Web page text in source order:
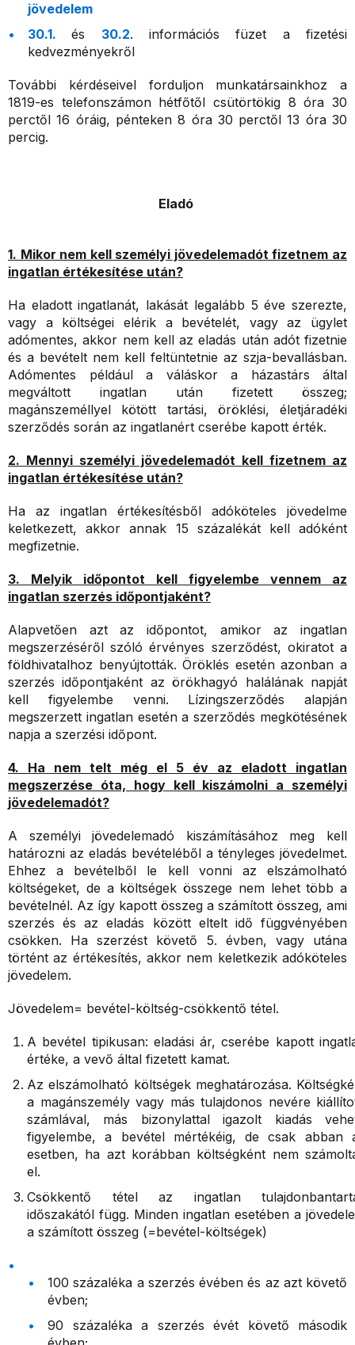
jövedelem
30.1.és 30.2. információs füzet a fizetési
kedvezményekről
További kérdéseivel forduljon munkatársainkhoz a
1819-es telefonszámon hétfőtől csütörtökig 8 óra 30
perctől 16 óráig, pénteken 8 óra 30 perctől 13 óra 30
percig.
Eladó
1. Mikor nem kell személyi jövedelemadót fizetnem az
ingatlan értékesítése után?
Ha eladott ingatlanát, lakását legalább 5 éve szerezte,
vagy a költségei elérik a bevételét, vagy az ügylet
adómentes, akkor nem kell az eladás után adót fizetnie
és a bevételt nem kell feltüntetnie az szja-bevallásban.
Adómentes például a váláskor a házastárs által
megváltott ingatlan után fizetett összeg;
magánszeméllyel kötött tartási, öröklési, életjáradéki
szerződés során az ingatlanért cserébe kapott érték.
2. Mennyi személyi jövedelemadót kell fizetnem az
ingatlan értékesítése után?
Ha az ingatlan értékesítésből adóköteles jövedelme
keletkezett, akkor annak 15 százalékát kell adóként
megfizetnie.
3. Melyik időpontot kell figyelembe vennem az
ingatlan szerzés időpontjaként?
Alapvetően azt az időpontot, amikor az ingatlan
megszerzéséről szóló érvényes szerződést, okiratot a
földhivatalhoz benyújtották. Öröklés esetén azonban a
szerzés időpontjaként az örökhagyó halálának napját
kell figyelembe venni. Lízingszerződés alapján
megszerzett ingatlan esetén a szerződés megkötésének
napja a szerzési időpont.
4. Ha nem telt még el 5 év az eladott ingatlan
megszerzése óta, hogy kell kiszámolni a személyi
jövedelemadót?
A személyi jövedelemadó kiszámításához meg kell
határozni az eladás bevételéből a tényleges jövedelmet.
Ehhez a bevételből le kell vonni az elszámolható
költségeket, de a költségek összege nem lehet több a
bevételnél. Az így kapott összeg a számított összeg, ami
szerzés és az eladás között eltelt idő függvényében
csökken. Ha szerzést követő 5. évben, vagy utána
történt az értékesítés, akkor nem keletkezik adóköteles
jövedelem.
Jövedelem= bevétel-költség-csökkentő tétel.
A bevétel tipikusan: eladási ár, cserébe kapott
értéke, a vevő által fizetett kamat.
Az elszámolható költségek meghatározása.
a magánszemély vagy más tulajdonos nevére
számlával, más bizonylattal igazolt kiadás
figyelembe, a bevétel mértékéig, de csak abban
esetben, ha azt korábban költségként nem
el.
Csökkentő tétel az ingatlan
időszakától függ. Minden ingatlan esetében a
a számított összeg (=bevétel-költségek)
100 százaléka a szerzés évében és az azt követő
évben;
90 százaléka a szerzés évét követő második